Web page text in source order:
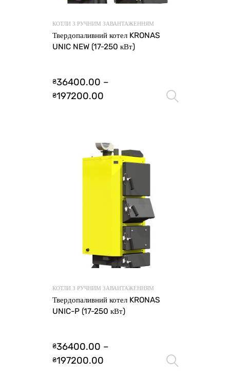
КОТЛИ З РУЧНИМ ЗАВАНТАЖЕННЯМ
Твердопаливний котел KRONAS
UNIC NEW (17-250 кВт)
₴36400.00 –
₴197200.00
КОТЛИ З РУЧНИМ ЗАВАНТАЖЕННЯМ
Твердопаливний котел KRONAS
UNIC-P (17-250 кВт)
₴36400.00 –
₴197200.00